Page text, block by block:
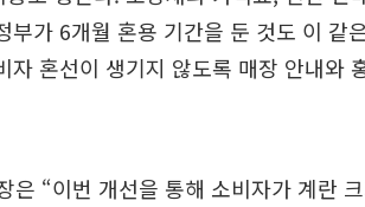
부가 6개월 혼용 기간을 둔 것도 이 같
자 혼선이 생기지 않도록 매장 안내와
은 “이번 개선을 통해 소비자가 계란